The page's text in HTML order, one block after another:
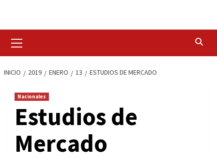
contenido
primario
INICIO 2019 ENERO 13 ESTUDIOS DE MERCADO
Nacionales
Estudios de
Mercado